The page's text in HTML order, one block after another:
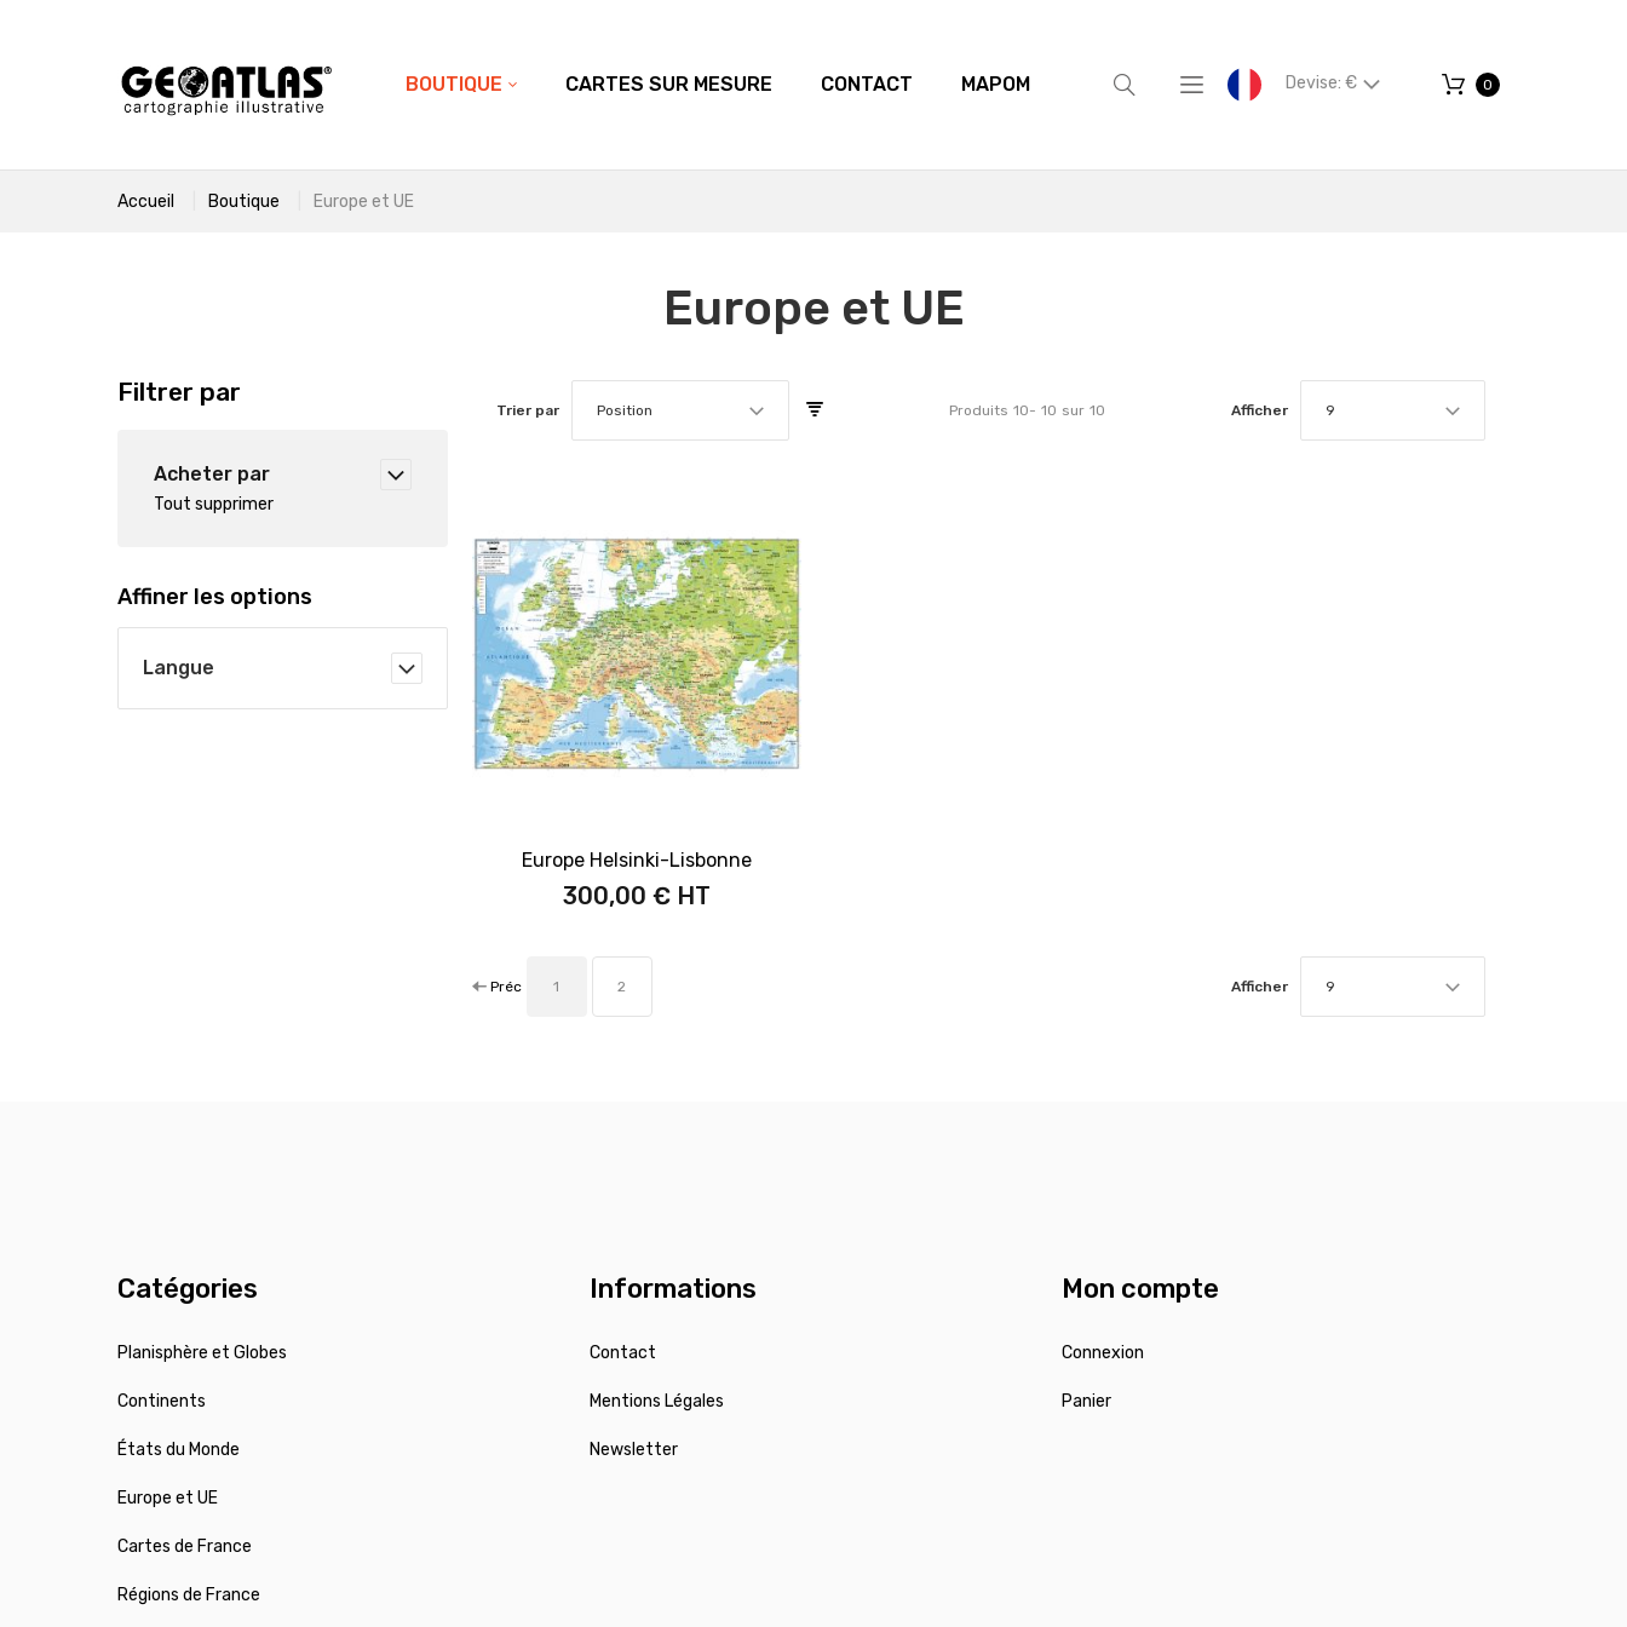
BOUTIQUE CARTES SUR MESURE CONTACT MAPOM Devise: € 0
Accueil Boutique Europe et UE
Europe et UE
Trier par Position Produits 10- 10 sur 10 Afficher 9
Europe Helsinki-Lisbonne
300,00 €
Afficher 9
Préc 1 2
Filtrer par
Acheter par
Tout supprimer
Affiner les options
Langue
Catégories
Planisphère et Globes
Continents
États du Monde
Europe et UE
Cartes de France
Régions de France
Informations
Contact
Mentions Légales
Newsletter
Mon compte
Connexion
Panier